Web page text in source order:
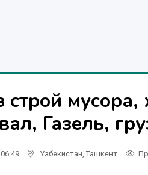
строй
Газель,
Узбекистан Ташкент